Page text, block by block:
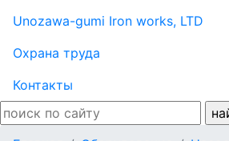
Unozawa-gumi Iron works, LTD
Охрана труда
Контакты